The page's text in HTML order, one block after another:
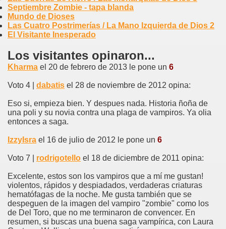
Septiembre Zombie - tapa blanda
Mundo de Dioses
Las Cuatro Postrimerías / La Mano Izquierda de Dios 2
El Visitante Inesperado
Los visitantes opinaron...
Kharma el 20 de febrero de 2013 le pone un 6
Voto 4 | dabatis el 28 de noviembre de 2012 opina:
Eso si, empieza bien. Y despues nada. Historia ñoña de
una poli y su novia contra una plaga de vampiros. Ya olia
entonces a saga.
IzzyIsra el 16 de julio de 2012 le pone un 6
Voto 7 | rodrigotello el 18 de diciembre de 2011 opina:
Excelente, estos son los vampiros que a mí me gustan!
violentos, rápidos y despiadados, verdaderas criaturas
hematófagas de la noche. Me gusta también que se
despeguen de la imagen del vampiro "zombie" como los
de Del Toro, que no me terminaron de convencer. En
resumen, si buscas una buena saga vampírica, con Laura